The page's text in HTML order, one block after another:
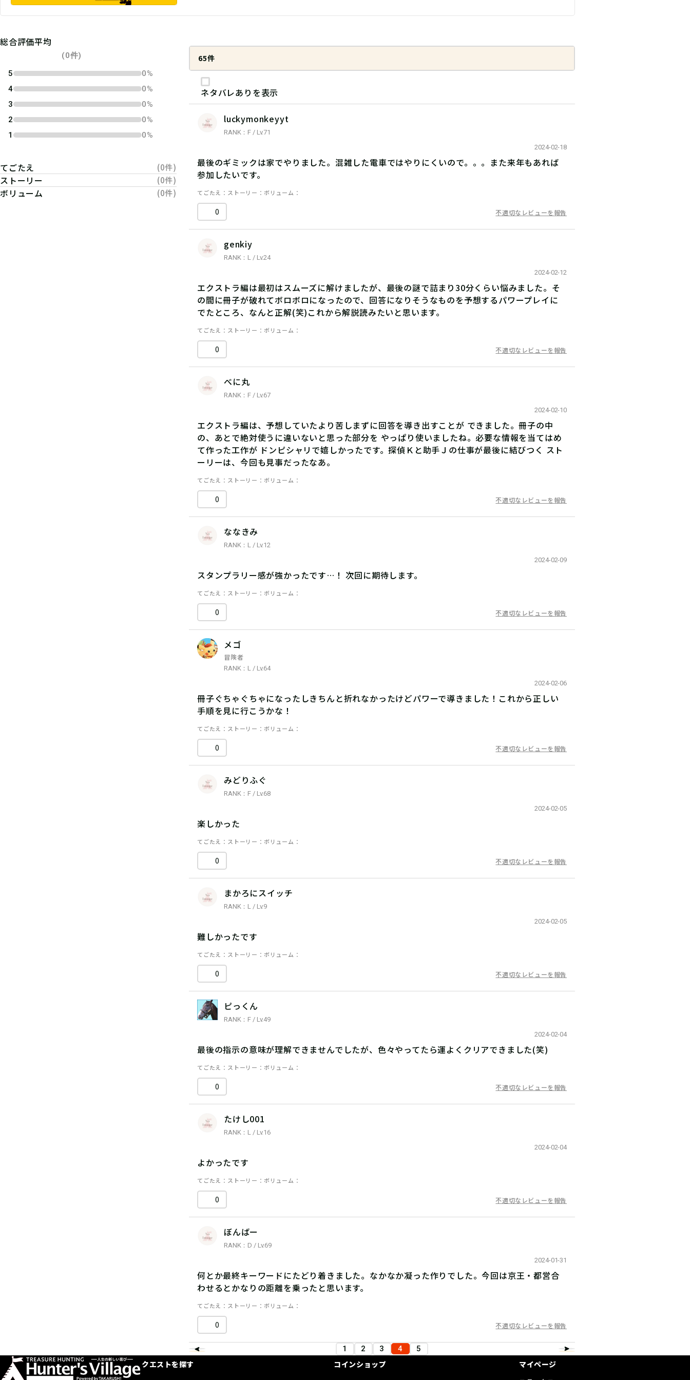
総合評価平均
(0件)
5
0%
4
0%
3
0%
2
0%
1
0%
てごたえ (0件)
ストーリー (0件)
ボリューム (0件)
65件
ネタバレありを表示
luckymonkeyyt
RANK：F / Lv.71
2024-02-18
最後のギミックは家でやりました。混雑した電車ではやりにくいので。。。また来年もあれば
参加したいです。
てごたえ ストーリー ボリューム
0 不適切なレビューを報告
genkiy
RANK：L / Lv.24
2024-02-12
エクストラ編は最初はスムーズに解けましたが、最後の謎で詰まり30分くらい悩みました。そ
の間に冊子が破れてボロボロになったので、回答になりそうなものを予想するパワープレイに
でたところ、なんと正解(笑)これから解説読みたいと思います。
てごたえ ストーリー ボリューム
0 不適切なレビューを報告
べに丸
RANK：F / Lv.67
2024-02-10
エクストラ編は、予想していたより苦しまずに回答を導き出すことが できました。冊子の中
の、あとで絶対使うに違いないと思った部分を やっぱり使いましたね。必要な情報を当てはめ
て作った工作が ドンピシャリで嬉しかったです。探偵Ｋと助手Ｊの仕事が最後に結びつく スト
ーリーは、今回も見事だったなあ。
てごたえ ストーリー ボリューム
0 不適切なレビューを報告
ななきみ
RANK：L / Lv.12
2024-02-09
スタンプラリー感が強かったです…！ 次回に期待します。
てごたえ ストーリー ボリューム
0 不適切なレビューを報告
メゴ
冒険者
RANK：L / Lv.64
2024-02-06
冊子ぐちゃぐちゃになったしきちんと折れなかったけどパワーで導きました！これから正しい
手順を見に行こうかな！
てごたえ ストーリー ボリューム
0 不適切なレビューを報告
みどりふぐ
RANK：F / Lv.68
2024-02-05
楽しかった
てごたえ ストーリー ボリューム
0 不適切なレビューを報告
まかろにスイッチ
RANK：L / Lv.9
2024-02-05
難しかったです
てごたえ ストーリー ボリューム
0 不適切なレビューを報告
ピっくん
RANK：F / Lv.49
2024-02-04
最後の指示の意味が理解できませんでしたが、色々やってたら運よくクリアできました(笑)
てごたえ ストーリー ボリューム
0 不適切なレビューを報告
たけし001
RANK：L / Lv.16
2024-02-04
よかったです
てごたえ ストーリー ボリューム
0 不適切なレビューを報告
ぼんばー
RANK：D / Lv.69
2024-01-31
何とか最終キーワードにたどり着きました。なかなか凝った作りでした。今回は京王・都営合
わせるとかなりの距離を乗ったと思います。
てごたえ ストーリー ボリューム
0 不適切なレビューを報告
1 2 3 4 5
クエストを探す コインショップ マイページ